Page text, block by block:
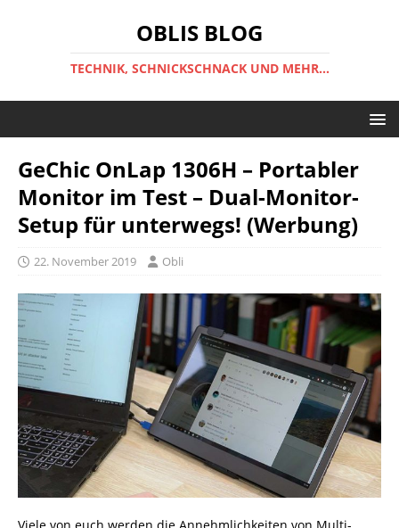
OBLIS BLOG
TECHNIK, SCHNICKSCHNACK UND MEHR...
GeChic OnLap 1306H – Portabler
Monitor im Test – Dual-Monitor-
Setup für unterwegs! (Werbung)
22. November 2019 Obli